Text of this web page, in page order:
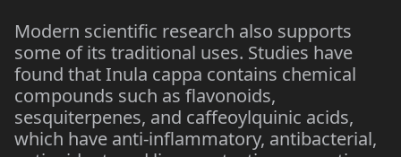
Modern scientific research also supports
some of its traditional uses. Studies have
found that Inula cappa contains chemical
compounds such as flavonoids,
sesquiterpenes, and caffeoylquinic acids,
which have anti-inflammatory, antibacterial,